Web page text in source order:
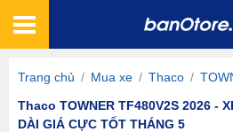
Trang chủ / Mua xe / Thaco /
Thaco TOWNER TF480V2S 2026 -
DÀI GIÁ CỰC TỐT THÁNG 5